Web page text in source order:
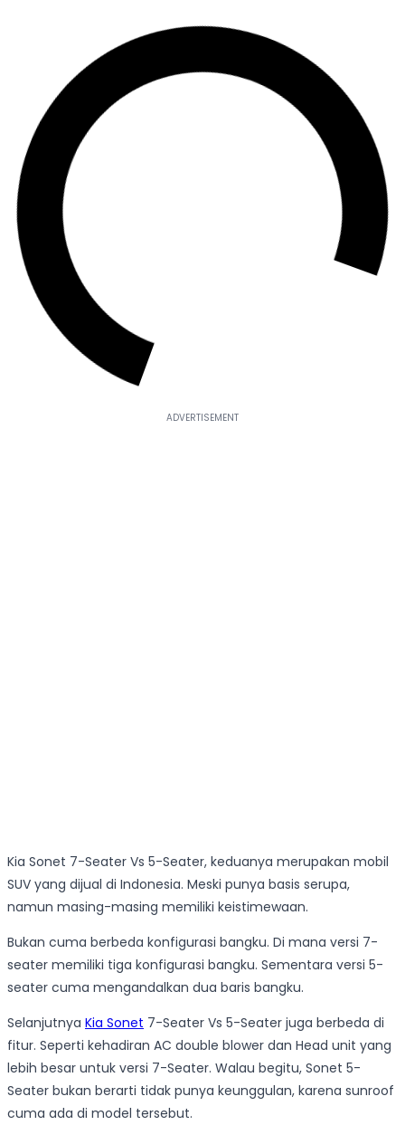
Kia Sonet 7-Seater Vs 5-Seater, keduanya merupakan mobil
SUV yang dijual di Indonesia. Meski punya basis serupa,
namun masing-masing memiliki keistimewaan.
Bukan cuma berbeda konfigurasi bangku. Di mana versi 7-
seater memiliki tiga konfigurasi bangku. Sementara versi 5-
seater cuma mengandalkan dua baris bangku.
Selanjutnya Kia Sonet 7-Seater Vs 5-Seater juga berbeda di
fitur. Seperti kehadiran AC double blower dan Head unit yang
lebih besar untuk versi 7-Seater. Walau begitu, Sonet 5-
Seater bukan berarti tidak punya keunggulan, karena sunroof
cuma ada di model tersebut.